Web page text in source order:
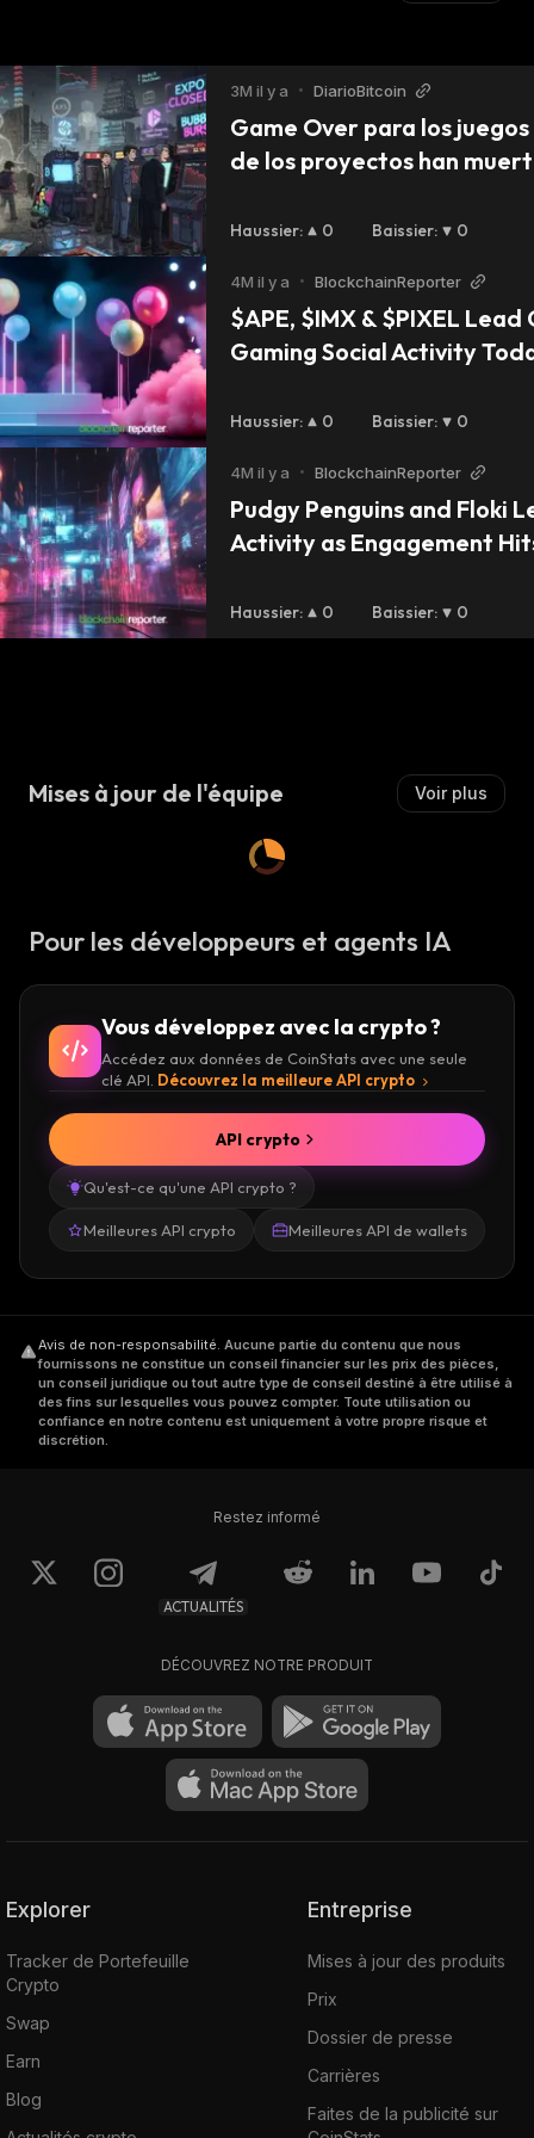
3M il y a • DiarioBitcoin
Game Over para los juegos
de los proyectos han
Haussier: 0 Baissier: 0
4M il y a • BlockchainReporter
$APE, $IMX & $PIXEL
Gaming Social Activity
Haussier: 0 Baissier: 0
4M il y a • BlockchainReporter
Pudgy Penguins and Floki
Activity as Engagement
Haussier: 0 Baissier: 0
Mises à jour de l'équipe Voir plus
Pour les développeurs et agents IA
Vous développez avec la crypto ?
Accédez aux données de CoinStats avec une seule
clé API. Découvrez la meilleure API crypto
Qu'est-ce qu'une API crypto ?
Meilleures API crypto Meilleures API de wallets
API crypto
Avis de non-responsabilité. Aucune partie du contenu que nous
fournissons ne constitue un conseil financier sur les prix des pièces,
un conseil juridique ou tout autre type de conseil destiné à être utilisé à
des fins sur lesquelles vous pouvez compter. Toute utilisation ou
confiance en notre contenu est uniquement à votre propre risque et
discrétion.
Restez informé
ACTUALITÉS
DÉCOUVREZ NOTRE PRODUIT
Explorer
Tracker de Portefeuille
Crypto
Swap
Earn
Blog
Entreprise
Mises à jour des produits
Prix
Dossier de presse
Carrières
Faites de la publicité sur